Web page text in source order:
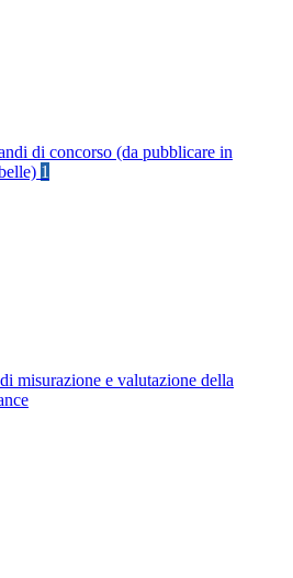
di concorso (da pubblicare in
1
misurazione e valutazione della